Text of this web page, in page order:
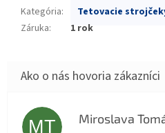
Kategória:
Tetovacie
Záruka: 1 rok
MT Miroslava